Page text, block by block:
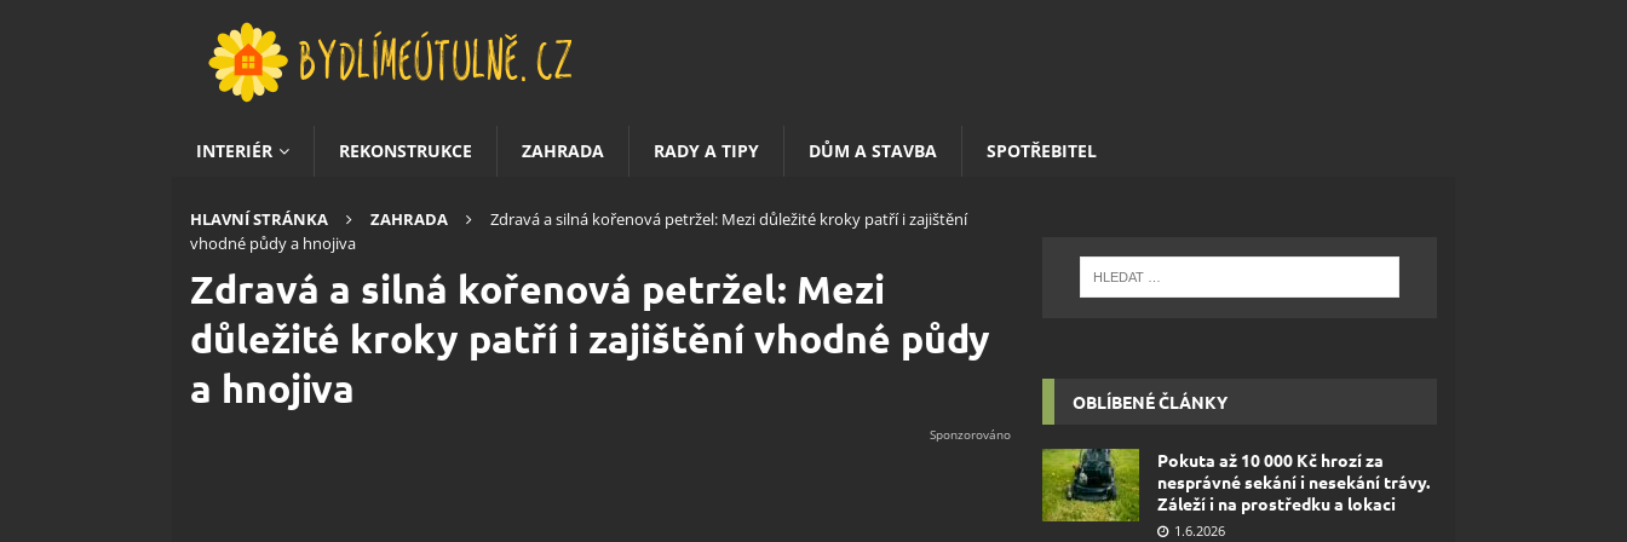
INTERIÉR REKONSTRUKCE ZAHRADA RADY A TIPY DŮM A STAVBA SPOTŘEBITEL
HLAVNÍ STRÁNKA ZAHRADA
Zdravá a silná kořenová petržel: Mezi důležité kroky patří i zajištění
vhodné půdy a hnojiva
Zdravá a silná kořenová petržel: Mezi
důležité kroky patří i zajištění vhodné půdy
a hnojiva
OBLÍBENÉ ČLÁNKY
Pokuta až 10 000 Kč hrozí za
nesprávné sekání i nesekání trávy.
Záleží i na prostředku a lokaci
1.6.2026